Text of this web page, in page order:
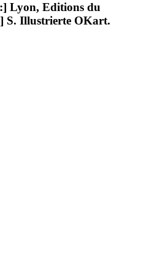
Lyon, Editions du
S. Illustrierte OKart.